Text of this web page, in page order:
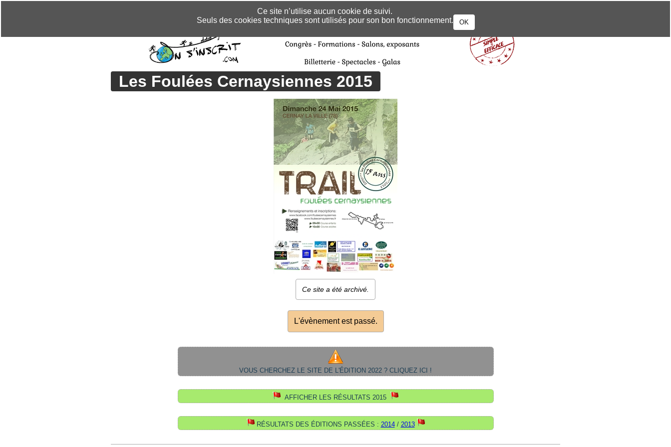
Ce site n’utilise aucun cookie de suivi.
Seuls des cookies techniques sont utilisés pour son bon fonctionnement.
OK
Les Foulées Cernaysiennes 2015
Ce site a été archivé.
L'évènement est passé.
VOUS CHERCHEZ LE SITE DE L'ÉDITION 2022 ? CLIQUEZ ICI !
AFFICHER LES RÉSULTATS 2015
RÉSULTATS DES ÉDITIONS PASSÉES : 2014/ 2013